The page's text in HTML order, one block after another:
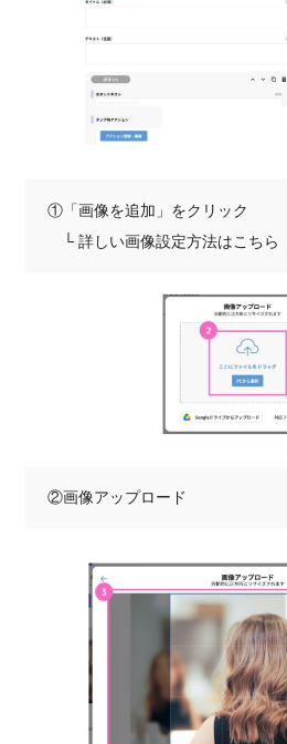
①「画像を追加」をクリック
└ 詳しい画像設定方法はこちら
②画像アップロード